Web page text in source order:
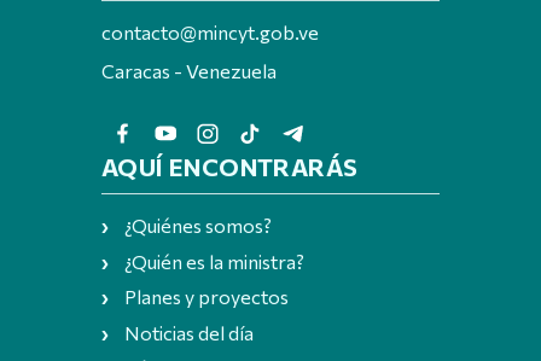
contacto@mincyt.gob.ve
Caracas - Venezuela
AQUÍ ENCONTRARÁS
¿Quiénes somos?
¿Quién es la ministra?
Planes y proyectos
Noticias del día